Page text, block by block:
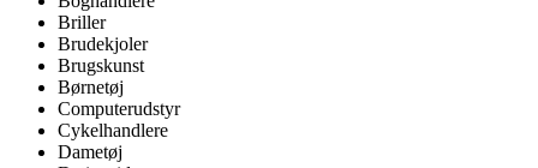
Briller
Brudekjoler
Brugskunst
Børnetøj
Computerudstyr
Cykelhandlere
Dametøj